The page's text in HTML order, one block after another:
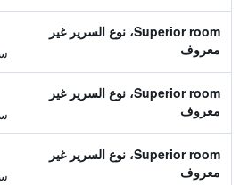
Superior room، نوع السرير غير
معروف
Superior room، نوع السرير غير
معروف
Superior room، نوع السرير غير
معروف